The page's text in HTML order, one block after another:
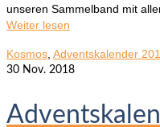
unseren Sammelband mit
Weiter lesen
Kosmos Adventskalender
30 Nov. 2018